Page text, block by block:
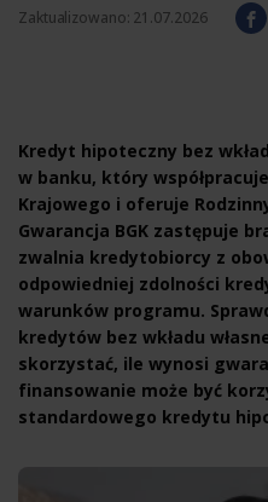
Zaktualizowano: 21.07.2026
Kredyt hipoteczny bez
w banku, który
Krajowego i oferuje
Gwarancja BGK zastępuje
zwalnia kredytobiorcy z
odpowiedniej zdolności
warunków programu.
kredytów bez wkładu
skorzystać, ile wynosi
finansowanie może być
standardowego kredytu